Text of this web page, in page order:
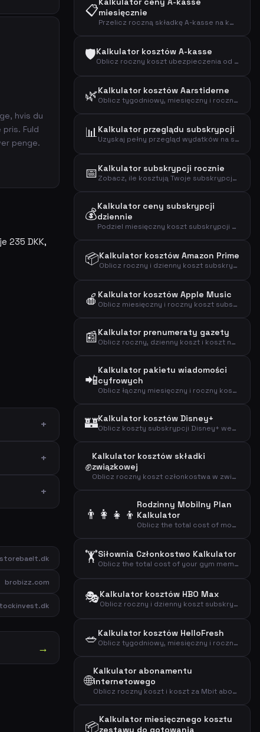
hvis du
Fuld
penge.
235 DKK,
storebaelt.dk
brobizz.com
→
📋miesięcznie
Przelicz roczną składkę A-kasse na kwotę miesięczną i zobacz efektywny koszt po odliczeniu podatkowym.
🛡️Kalkulator kosztów A-kasse
Oblicz roczny koszt ubezpieczenia od bezrobocia (A-kasse) i efektywny koszt po odliczeniu podatkowym.
🌿Kalkulator kosztów Aarstiderne
Oblicz tygodniowy, miesięczny i roczny koszt zestawu posiłków Aarstiderne.
📊Kalkulator przeglądu subskrypcji
Uzyskaj pełny przegląd wydatków na subskrypcje: telefon, internet, streaming, fitness, muzyka, prasa i więcej.
📅Kalkulator subskrypcji rocznie
Zobacz, ile kosztują Twoje subskrypcje rocznie, przez 5 i 10 lat.
💰Kalkulator ceny subskrypcji
dziennie
Podziel miesięczny koszt subskrypcji na kwoty dzienne, tygodniowe i roczne.
📦Kalkulator kosztów Amazon Prime
Oblicz roczny i dzienny koszt subskrypcji Amazon Prime Video.
🍎 Kalkulator kosztów Apple Music
Oblicz miesięczny i roczny koszt subskrypcji Apple Music.
📰Kalkulator prenumeraty gazety
Oblicz roczny, dzienny koszt i koszt na artykuł prenumeraty gazety.
📲
Kalkulator pakietu wiadomości
cyfrowych
Oblicz łączny miesięczny i roczny koszt kilku cyfrowych prenumerat.
🏰Kalkulator kosztów Disney+
Oblicz koszty subskrypcji Disney+ według typu planu, aby znaleźć miesięczne, roczne i dzienne wydatki na streaming.
✊
Kalkulator kosztów składki
związkowej
Oblicz roczny koszt członkostwa w związku zawodowym i efektywny koszt po odliczeniu podatkowym.
👨‍👩‍👧‍👦
Rodzinny Mobilny Plan
Kalkulator
Oblicz the total cost of mobile plans for your entire family including adults and children.
🏋️Siłownia Członkostwo Kalkulator
Oblicz the total cost of your gym membership including binding period and setup fees.
🎭Kalkulator kosztów HBO Max
Oblicz roczny i dzienny koszt subskrypcji streamingowej HBO Max.
🥗Kalkulator kosztów HelloFresh
Oblicz tygodniowy, miesięczny i roczny koszt subskrypcji HelloFresh na podstawie porcji i przepisów.
🌐
Kalkulator abonamentu
internetowego
Oblicz roczny koszt i koszt za Mbit abonamentu internetowego, aby efektywnie porównać plany szerokopasmowe.
📦Kalkulator miesięcznego kosztu
zestawu do gotowania